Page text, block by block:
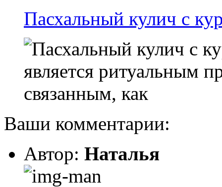
Пасхальный кулич с
является ритуальным
связанным, как
Ваши комментарии:
Автор: Наталья